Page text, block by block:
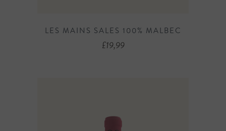
LES MAINS SALES 100% MALBEC
£19,99